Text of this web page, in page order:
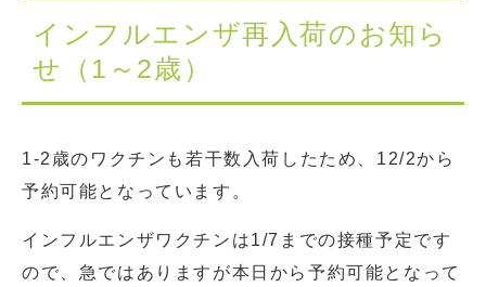
インフルエンザ再入荷のお知ら
せ（1～2歳）
1-2歳のワクチンも若干数入荷したため、12/2から
予約可能となっています。
インフルエンザワクチンは1/7までの接種予定です
ので、急ではありますが本日から予約可能となって